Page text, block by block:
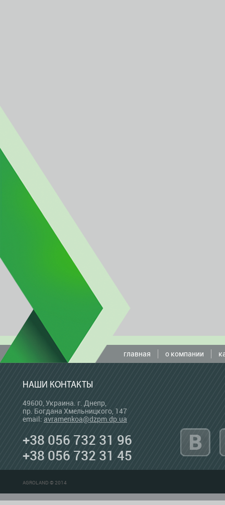
главная о компании
НАШИ КОНТАКТЫ
49600, Украина. г. Днепр,
пр. Богдана Хмельницкого, 147
email: avramenkoa@dzpm.dp.ua
+38 056 732 31 96
+38 056 732 31 45
AGROLAND © 2014